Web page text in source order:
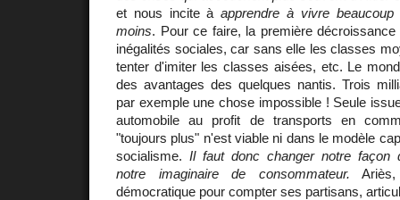
et nous incite àapprendre à vivre
moins. Pour ce faire, la première
inégalités sociales, car sans elle les classes
tenter d'imiter les classes aisées, etc. Le
des avantages des quelques nantis. Trois
par exemple une chose impossible ! Seule
automobile au profit de transports en
"toujours plus" n'est viable ni dans le modèle
socialisme. Il faut donc changer notre façon
notre imaginaire de consommateur.
démocratique pour compter ses partisans,